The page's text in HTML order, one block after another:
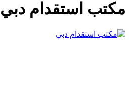
مكتب استقدام دبي